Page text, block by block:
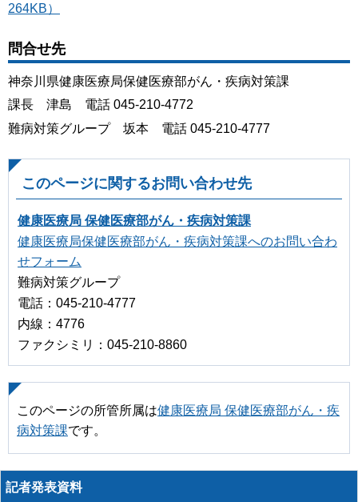
264KB）
問合せ先
神奈川県健康医療局保健医療部がん・疾病対策課
課長 津島 電話 045-210-4772
難病対策グループ 坂本 電話 045-210-4777
このページに関するお問い合わせ先
健康医療局 保健医療部がん・疾病対策課
健康医療局保健医療部がん・疾病対策課へのお問い合わ
せフォーム
難病対策グループ
電話：045-210-4777
内線：4776
ファクシミリ：045-210-8860
このページの所管所属は健康医療局 保健医療部がん・疾
病対策課です。
記者発表資料